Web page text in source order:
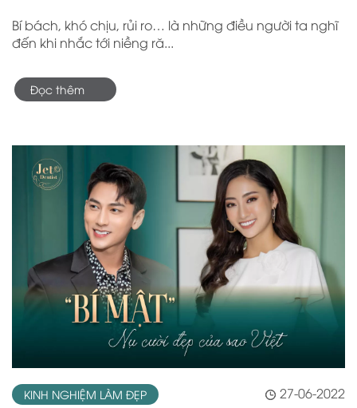
Bí bách, khó chịu, rủi ro… là những điều người ta nghĩ
đến khi nhắc tới niềng ră...
Đọc thêm
27-06-2022
KINH NGHIỆM LÀM ĐẸP